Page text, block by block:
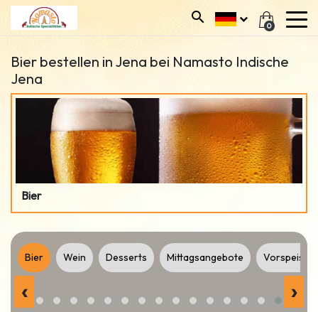
0
Bier bestellen in Jena bei Namasto Indische
Jena
Bier
Bier Wein Desserts Mittagsangebote Vorspeisen
‹ ›